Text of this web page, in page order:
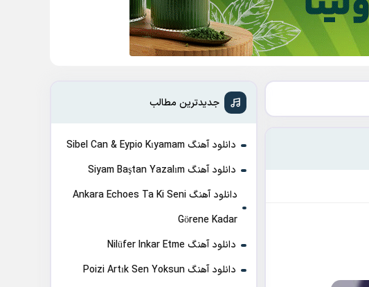
جدیدترین مطالب
دانلود آهنگ Sibel Can & Eypio Kıyamam
دانلود آهنگ Siyam Baştan Yazalım
دانلود آهنگ Ankara Echoes Ta Ki Seni
Görene Kadar
دانلود آهنگ Nilüfer Inkar Etme
دانلود آهنگ Poizi Artık Sen Yoksun